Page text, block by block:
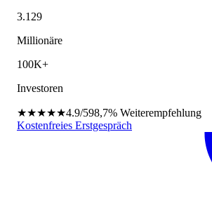
3.129
Millionäre
100K+
Investoren
★★★★★4.9/598,7% Weiterempfehlung
Kostenfreies Erstgespräch